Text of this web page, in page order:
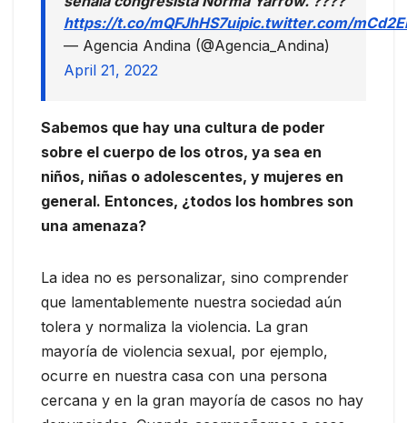
https://t.co/mQFJhHS7uipic.twitter.com/
— Agencia Andina (@Agencia_Andina)
April 21, 2022
Sabemos que hay una cultura de poder
sobre el cuerpo de los otros, ya sea en
niños, niñas o adolescentes, y mujeres en
general. Entonces, ¿todos los hombres son
una amenaza?
La idea no es personalizar, sino comprender
que lamentablemente nuestra sociedad aún
tolera y normaliza la violencia. La gran
mayoría de violencia sexual, por ejemplo,
ocurre en nuestra casa con una persona
cercana y en la gran mayoría de casos no hay